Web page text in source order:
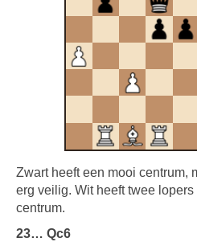
Zwart heeft een mooi centrum,
erg veilig. Wit heeft twee
centrum.
23… Qc6